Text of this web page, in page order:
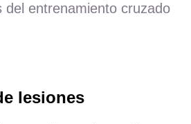
del entrenamiento cruzado
lesiones